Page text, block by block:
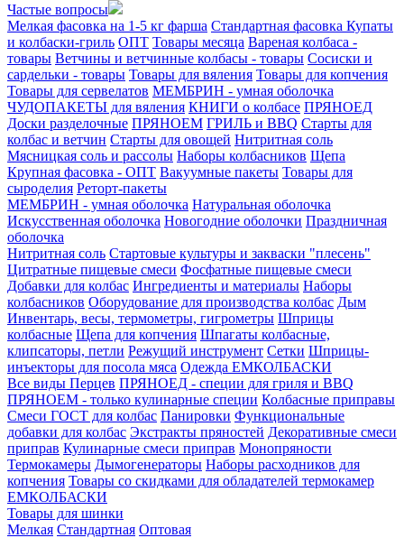
Частые вопросы
Мелкая фасовка на 1-5 кг фарша Стандартная фасовка Купаты
и колбаски-гриль ОПТ Товары месяца Вареная колбаса -
товары Ветчины и ветчинные колбасы - товары Сосиски и
сардельки - товары Товары для вяления Товары для копчения
Товары для сервелатов МЕМБРИН - умная оболочка
ЧУДОПАКЕТЫ для вяления КНИГИ о колбасе ПРЯНОЕД
Доски разделочные ПРЯНОЕМ ГРИЛЬ и BBQ Старты для
колбас и ветчин Старты для овощей Нитритная соль
Мясницкая соль и рассолы Наборы колбасников Щепа
Крупная фасовка - ОПТ Вакуумные пакеты Товары для
сыроделия Реторт-пакеты
МЕМБРИН - умная оболочка Натуральная оболочка
Искусственная оболочка Новогодние оболочки Праздничная
оболочка
Нитритная соль Стартовые культуры и закваски "плесень"
Цитратные пищевые смеси Фосфатные пищевые смеси
Добавки для колбас Ингредиенты и материалы Наборы
колбасников Оборудование для производства колбас Дым
Инвентарь, весы, термометры, гигрометры Шприцы
колбасные Щепа для копчения Шпагаты колбасные,
клипсаторы, петли Режущий инструмент Сетки Шприцы-
инъекторы для посола мяса Одежда ЕМКОЛБАСКИ
Все виды Перцев ПРЯНОЕД - специи для гриля и BBQ
ПРЯНОЕМ - только кулинарные специи Колбасные приправы
Смеси ГОСТ для колбас Панировки Функциональные
добавки для колбас Экстракты пряностей Декоративные смеси
приправ Кулинарные смеси приправ Монопряности
Термокамеры Дымогенераторы Наборы расходников для
копчения Товары со скидками для обладателей термокамер
ЕМКОЛБАСКИ
Товары для шинки
Мелкая Стандартная Оптовая